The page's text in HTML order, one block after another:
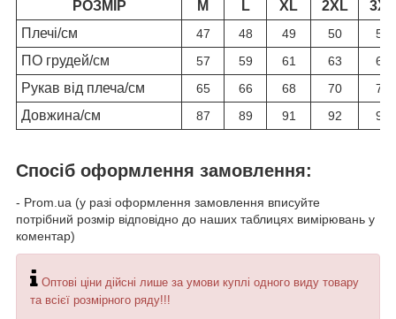
РОЗМІР M L XL 2XL
3XL
Плечі/см
47 48 49 50 51
ПО грудей/см 57 59 61 63 66
Рукав від плеча/см 65 66 68 70 71
Довжина/см 87 89 91 92 94
Спосіб оформлення замовлення:
- Prom.ua (у разі оформлення замовлення вписуйте
потрібний розмір відповідно до наших таблицях вимірювань у
коментар)
Оптові ціни дійсні лише за умови куплі одного виду товару
та всієї розмірного ряду!!!